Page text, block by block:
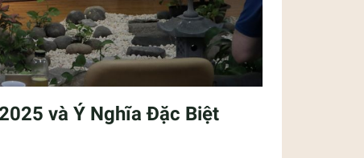
và Ý Nghĩa Đặc Biệt